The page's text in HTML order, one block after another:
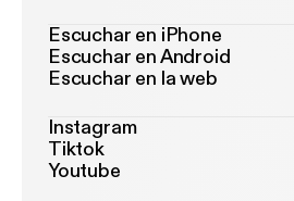
Escuchar en iPhone
Escuchar en Android
Escuchar en la web
Instagram
Tiktok
Youtube